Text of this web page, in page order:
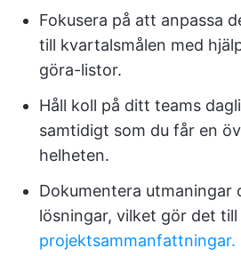
Fokusera på att anpassa
till kvartalsmålen med
göra-listor.
Håll koll på ditt teams
samtidigt som du får en
helheten.
Dokumentera utmaningar
lösningar, vilket gör det till
projektsammanfattningar.